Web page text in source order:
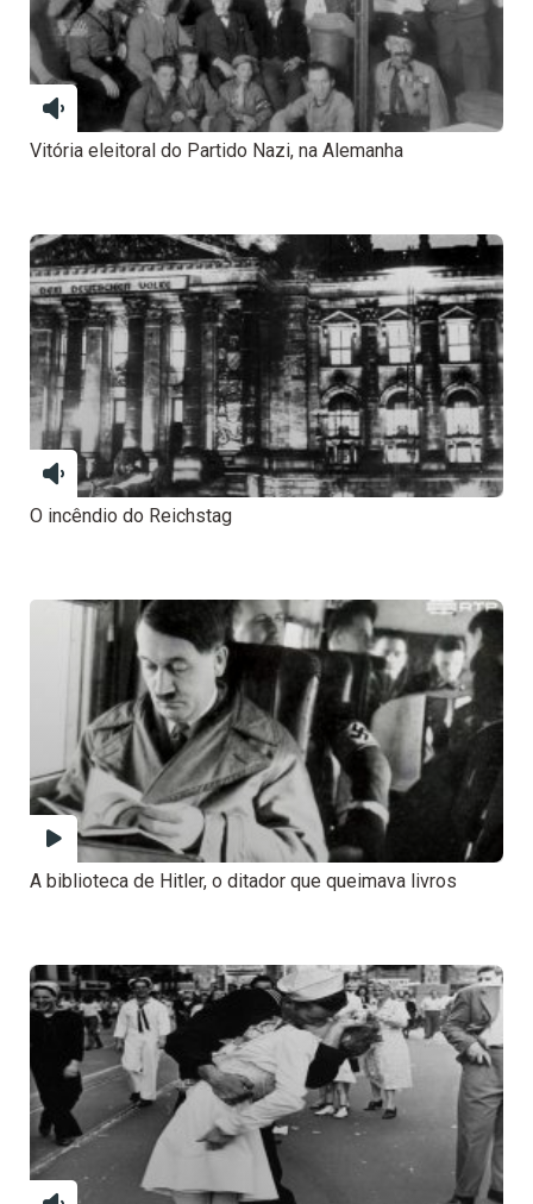
Vitória eleitoral do Partido Nazi, na Alemanha
O incêndio do Reichstag
A biblioteca de Hitler, o ditador que queimava livros